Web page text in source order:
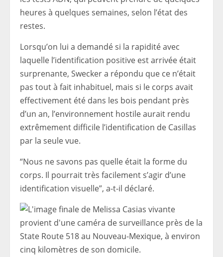
heures à quelques semaines, selon l’état des
restes.
Lorsqu’on lui a demandé si la rapidité avec
laquelle l’identification positive est arrivée était
surprenante, Swecker a répondu que ce n’était
pas tout à fait inhabituel, mais si le corps avait
effectivement été dans les bois pendant près
d’un an, l’environnement hostile aurait rendu
extrêmement difficile l’identification de Casillas
par la seule vue.
“Nous ne savons pas quelle était la forme du
corps. Il pourrait très facilement s’agir d’une
identification visuelle”, a-t-il déclaré.